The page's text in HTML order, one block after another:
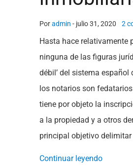
Poradmin - julio 31, 2020 2
Hasta hace relativamente
ninguna de las figuras
débil’ del sistema
los notarios son
tiene por objeto la
a la propiedad y a otros
principal objetivo
Continuar leyendo